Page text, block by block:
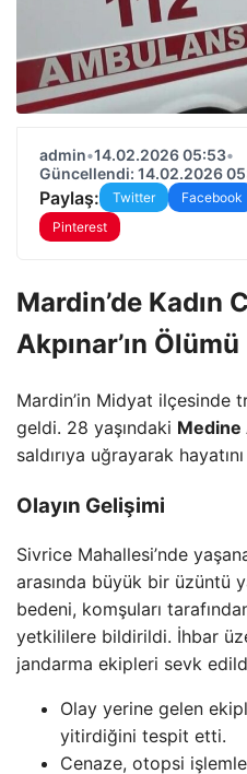
admin•14.02.2026 05:53•
Güncellendi: 14.02.2026
Paylaş: Twitter Facebook
Pinterest
Mardin’de Kadın
Akpınar’ın Ölümü
Mardin’in Midyat ilçesinde
geldi. 28 yaşındaki Medine
saldırıya uğrayarak
Olayın Gelişimi
Sivrice Mahallesi’nde
arasında büyük bir üzüntü
bedeni, komşuları
yetkililere bildirildi. İhbar
jandarma ekipleri sevk
Olay yerine gelen
yitirdiğini tespit etti.
Cenaze, otopsi